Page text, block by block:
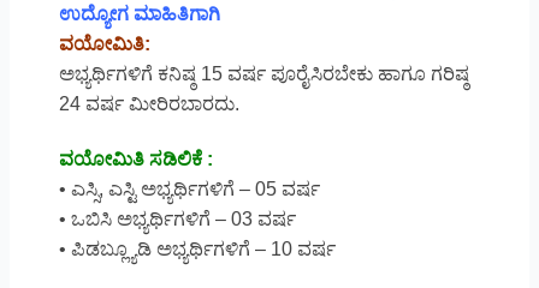
ಉದ್ಯೋಗ ಮಾಹಿತಿಗಾಗಿ
ವಯೋಮಿತಿ:
ಅಭ್ಯರ್ಥಿಗಳಿಗೆ ಕನಿಷ್ಠ 15 ವರ್ಷ ಪೂರೈಸಿರಬೇಕು ಹಾಗೂ ಗರಿಷ್ಠ
24 ವರ್ಷ ಮೀರಿರಬಾರದು.
ವಯೋಮಿತಿ ಸಡಿಲಿಕೆ :
• ಎಸ್ಸಿ, ಎಸ್ಟಿ ಅಭ್ಯರ್ಥಿಗಳಿಗೆ – 05 ವರ್ಷ
• ಒಬಿಸಿ ಅಭ್ಯರ್ಥಿಗಳಿಗೆ – 03 ವರ್ಷ
• ಪಿಡಬ್ಲ್ಯೂಡಿ ಅಭ್ಯರ್ಥಿಗಳಿಗೆ – 10 ವರ್ಷ